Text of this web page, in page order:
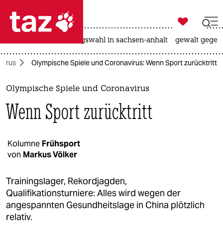
 taz zahl ich
taz zahl ich
themen
politik
gesellschaft
kultur
sport
berlin

taz zahl ich
landtagswahl in sachsen-anhalt gewalt
Olympische Spiele und Coronavirus: Wenn Sport zurücktritt
Olympische Spiele und Coronavirus
Wenn Sport zurücktritt
Kolumne Frühsport
von Markus Völker
Trainingslager, Rekordjagden,
Qualifikationsturniere: Alles wird wegen der
angespannten Gesundheitslage in China plötzlich
relativ.